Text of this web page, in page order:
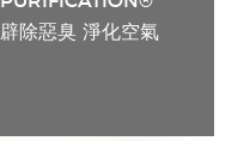
辟除惡臭 淨化空氣